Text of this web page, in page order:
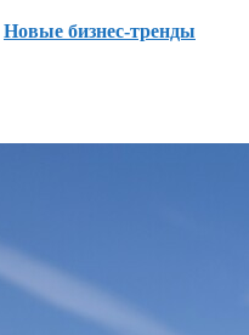
Новые бизнес-тренды